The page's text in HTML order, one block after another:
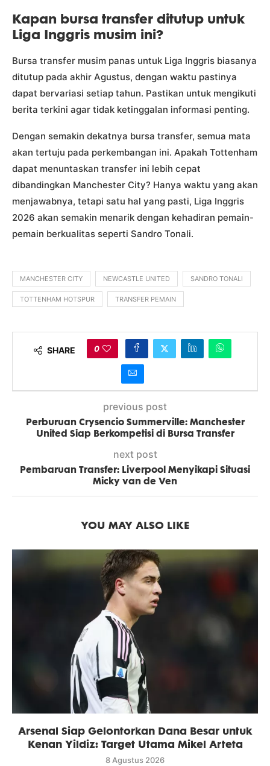
Kapan bursa transfer ditutup untuk
Liga Inggris musim ini?
Bursa transfer musim panas untuk Liga Inggris biasanya
ditutup pada akhir Agustus, dengan waktu pastinya
dapat bervariasi setiap tahun. Pastikan untuk mengikuti
berita terkini agar tidak ketinggalan informasi penting.
Dengan semakin dekatnya bursa transfer, semua mata
akan tertuju pada perkembangan ini. Apakah Tottenham
dapat menuntaskan transfer ini lebih cepat
dibandingkan Manchester City? Hanya waktu yang akan
menjawabnya, tetapi satu hal yang pasti, Liga Inggris
2026 akan semakin menarik dengan kehadiran pemain-
pemain berkualitas seperti Sandro Tonali.
MANCHESTER CITY NEWCASTLE UNITED SANDRO TONALI
TOTTENHAM HOTSPUR TRANSFER PEMAIN
SHARE 0
previous post
Perburuan Crysencio Summerville: Manchester
United Siap Berkompetisi di Bursa Transfer
next post
Pembaruan Transfer: Liverpool Menyikapi Situasi
Micky van de Ven
YOU MAY ALSO LIKE
Arsenal Siap Gelontorkan Dana Besar untuk
Kenan Yildiz: Target Utama Mikel Arteta
8 Agustus 2026